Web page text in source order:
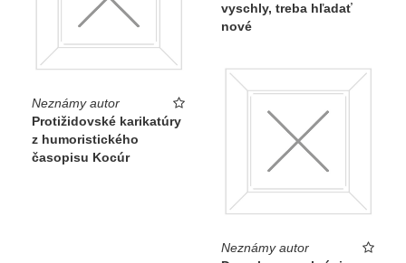
vyschly, treba hľadať
nové
Neznámy autor
Protižidovské karikatúry
z humoristického
časopisu Kocúr
Neznámy autor